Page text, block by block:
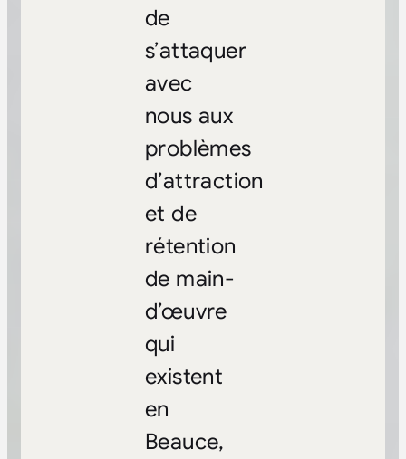
de
s’attaquer
avec
nous aux
problèmes
d’attraction
et de
rétention
de main-
d’œuvre
qui
existent
en
Beauce,